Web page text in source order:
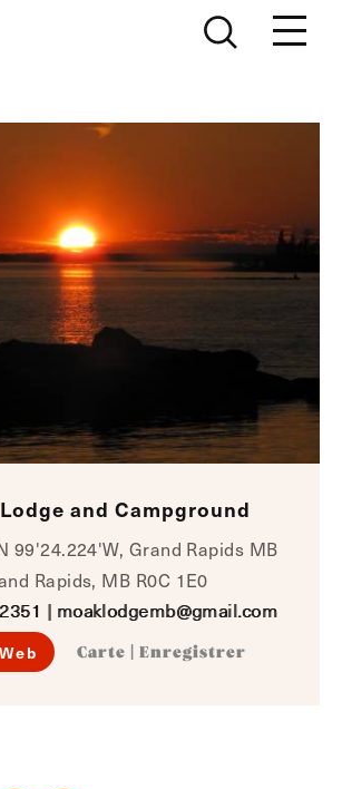
and Campground
99'24.224'W, Grand Rapids MB
Rapids, MB R0C 1E0
| moaklodgemb@gmail.com
Carte Enregistrer